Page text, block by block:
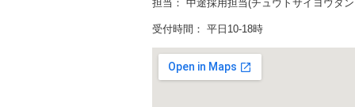
担当： 中途採用担当(チュウトサイヨウタ
受付時間： 平日10-18時